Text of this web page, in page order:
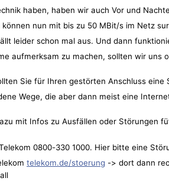
haben, haben wir auch Vor und
können nun mit bis zu 50 MBit/s im Netz
leider schon mal aus. Und dann
aufmerksam zu machen, sollten wir uns
Sie für Ihren gestörten Anschluss eine
Wege, die aber dann meist eine
mit Infos zu Ausfällen oder Störungen
0800-330 1000. Hier bitte eine
telekom.de/stoerung -> dort dann